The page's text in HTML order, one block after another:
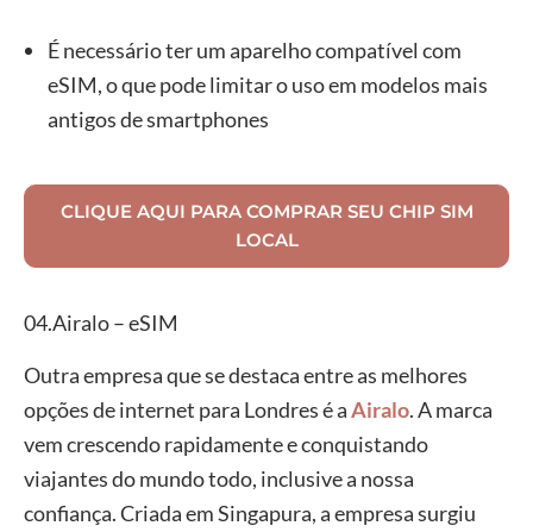
É necessário ter um aparelho compatível com
eSIM, o que pode limitar o uso em modelos mais
antigos de smartphones
CLIQUE AQUI PARA COMPRAR SEU CHIP SIM
LOCAL
04.Airalo – eSIM
Outra empresa que se destaca entre as melhores
opções de internet para Londres é aAiralo. A marca
vem crescendo rapidamente e conquistando
viajantes do mundo todo, inclusive a nossa
confiança. Criada em Singapura, a empresa surgiu